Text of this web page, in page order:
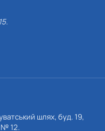
шлях, буд. 19,
№ 12.